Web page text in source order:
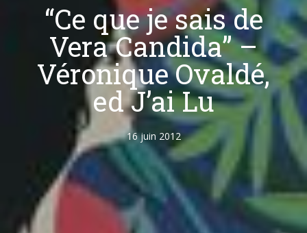
“Ce que je sais de
Vera Candida” –
Véronique Ovaldé,
ed J’ai Lu
16 juin 2012